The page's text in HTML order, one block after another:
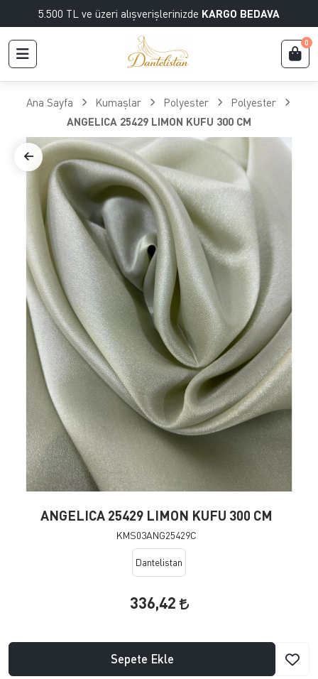
5.500 TL ve üzeri alışverişlerinizde KARGO BEDAVA
0
Ana Sayfa Kumaşlar Polyester
Polyester
ANGELICA 25429 LIMON KUFU 300 CM
ANGELICA 25429 LIMON KUFU 300 CM
KMS03ANG25429C
Dantelistan
336,42
Sepete Ekle